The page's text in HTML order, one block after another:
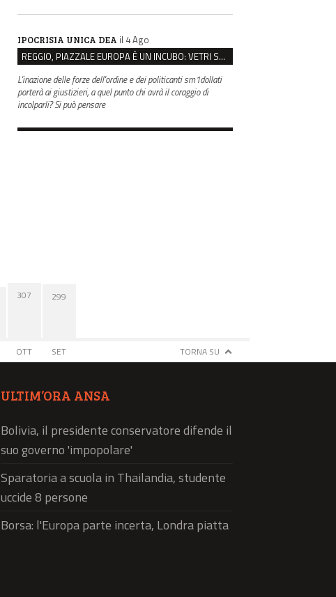
IPOCRISIA UNICA DEA il 4 Ago
REGGIO, PIAZZALE EUROPA È UN INCUBO: VETRI SPACCATI E FURTI SULLE AUTO IN SOSTA
L'inazione delle forze dell'ordine e dei politicanti sm1dollati
porterà ai giustizieri, a quel punto chi avrà il coraggio di
incolparli? Si può pensare
307
OTT
299
SET TORNA SU
ULTIM’ORA ANSA
Bolivia, il presidente conservatore difende il
suo governo 'impopolare'
Sparatoria a scuola in Thailandia, studente
uccide 8 persone
Borsa: l'Europa parte incerta, Londra piatta